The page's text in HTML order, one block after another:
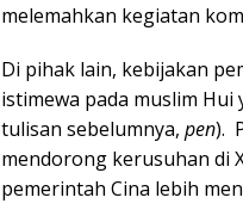
melemahkan kegiatan
Di pihak lain, kebijakan
istimewa pada muslim
tulisan sebelumnya, pen).
mendorong kerusuhan di
pemerintah Cina lebih